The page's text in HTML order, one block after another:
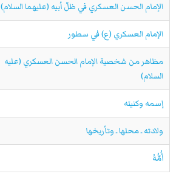
الإمام الحسن العسكري في ظلّ أبيه (عليهما السلام)
الإمام العسكري (ع) في سطور
مظاهر من شخصية الإمام الحسن العسكري (عليه
السلام)
إسمه وكنيته
ولادته ـ محلها ـ وتأريخها
أُمُّهُ